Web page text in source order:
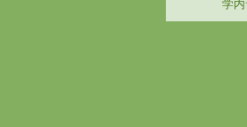
学内